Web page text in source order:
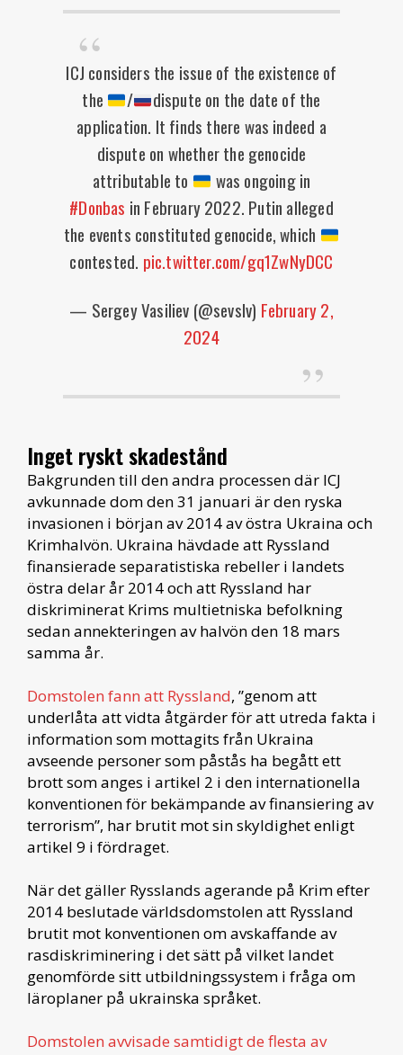
ICJ considers the issue of the existence of
the
/
dispute on the date of the
application. It finds there was indeed a
dispute on whether the genocide
attributable to
was ongoing in
#Donbas in February 2022. Putin alleged
the events constituted genocide, which
contested. pic.twitter.com/gq1ZwNyDCC
— Sergey Vasiliev (@sevslv) February 2,
2024
Inget ryskt skadestånd
Bakgrunden till den andra processen där ICJ
avkunnade dom den 31 januari är den ryska
invasionen i början av 2014 av östra Ukraina och
Krimhalvön. Ukraina hävdade att Ryssland
finansierade separatistiska rebeller i landets
östra delar år 2014 och att Ryssland har
diskriminerat Krims multietniska befolkning
sedan annekteringen av halvön den 18 mars
samma år.
Domstolen fann att Ryssland, ”genom att
underlåta att vidta åtgärder för att utreda fakta i
information som mottagits från Ukraina
avseende personer som påstås ha begått ett
brott som anges i artikel 2 i den internationella
konventionen för bekämpande av finansiering av
terrorism”, har brutit mot sin skyldighet enligt
artikel 9 i fördraget.
När det gäller Rysslands agerande på Krim efter
2014 beslutade världsdomstolen att Ryssland
brutit mot konventionen om avskaffande av
rasdiskriminering i det sätt på vilket landet
genomförde sitt utbildningssystem i fråga om
läroplaner på ukrainska språket.
Domstolen avvisade samtidigt de flesta av